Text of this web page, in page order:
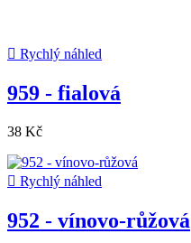
 Rychlý náhled
959 - fialová
38 Kč
 Rychlý náhled
952 - vínovo-růžová